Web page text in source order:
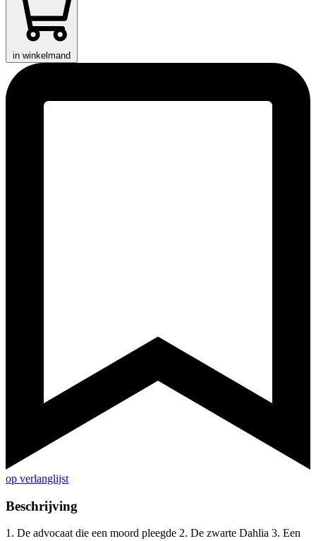
in winkelmand
op verlanglijst
Beschrijving
1. De advocaat die een moord pleegde 2. De zwarte Dahlia 3. Een